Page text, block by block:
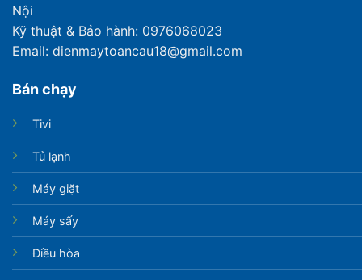
Nội
Kỹ thuật & Bảo hành: 0976068023
Email: dienmaytoancau18@gmail.com
Bán chạy
Tivi
Tủ lạnh
Máy giặt
Máy sấy
Điều hòa